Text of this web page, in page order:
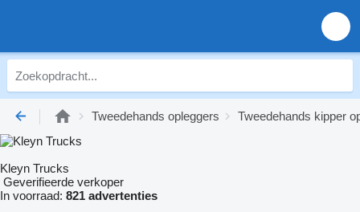
Tweedehands opleggers Tweedehands kipper
Kleyn Trucks
Geverifieerde verkoper
In voorraad: 821 advertenties